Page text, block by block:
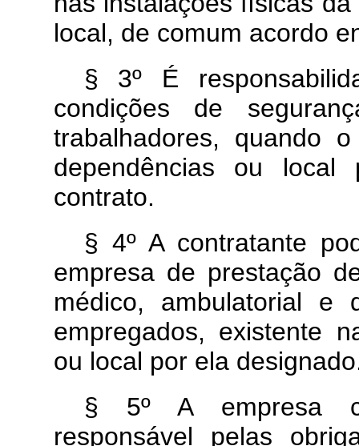
local, de comum acordo
§ 3º É
condições de
trabalhadores, quando
dependências ou local
contrato.
§ 4º A contratante
empresa de prestação
médico, ambulatorial e
empregados, existente
ou local por ela
§ 5º A empresa
responsável pelas